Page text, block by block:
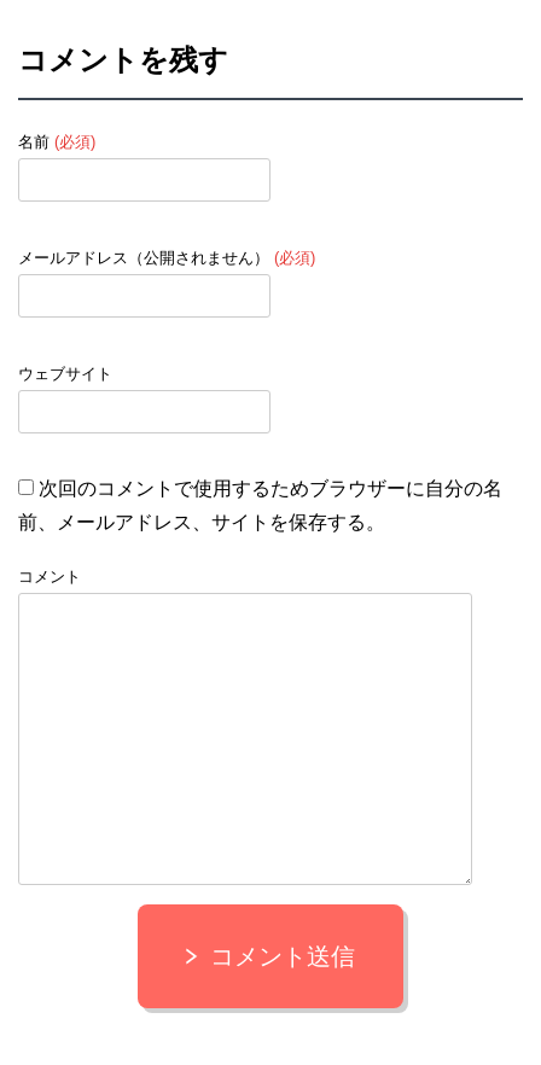
コメントを残す
名前 (必須)
メールアドレス（公開されません） (必須)
ウェブサイト
次回のコメントで使用するためブラウザーに自分の名
前、メールアドレス、サイトを保存する。
コメント
コメント送信